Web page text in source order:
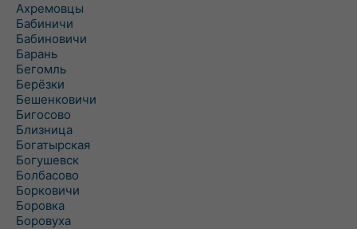
Ахремовцы
Бабиничи
Бабиновичи
Барань
Бегомль
Берёзки
Бешенковичи
Бигосово
Близница
Богатырская
Богушевск
Болбасово
Борковичи
Боровка
Боровуха